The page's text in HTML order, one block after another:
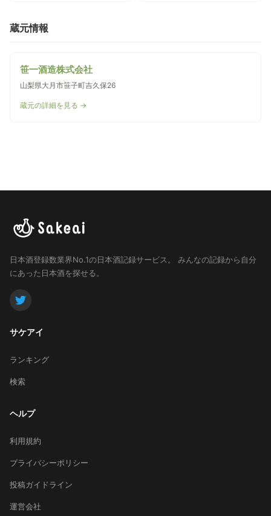
蔵元情報
笹一酒造株式会社
山梨県大月市笹子町吉久保26
蔵元の詳細を見る →
日本酒登録数業界No.1の日本酒記録サービス。
みんなの記録から自分
にあった日本酒を探せる。
サケアイ
ランキング
検索
ヘルプ
利用規約
プライバシーポリシー
投稿ガイドライン
運営会社